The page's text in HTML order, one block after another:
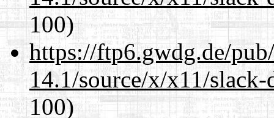
100)
https://ftp6.gwdg.de/
14.1/source/x/x11/
100)